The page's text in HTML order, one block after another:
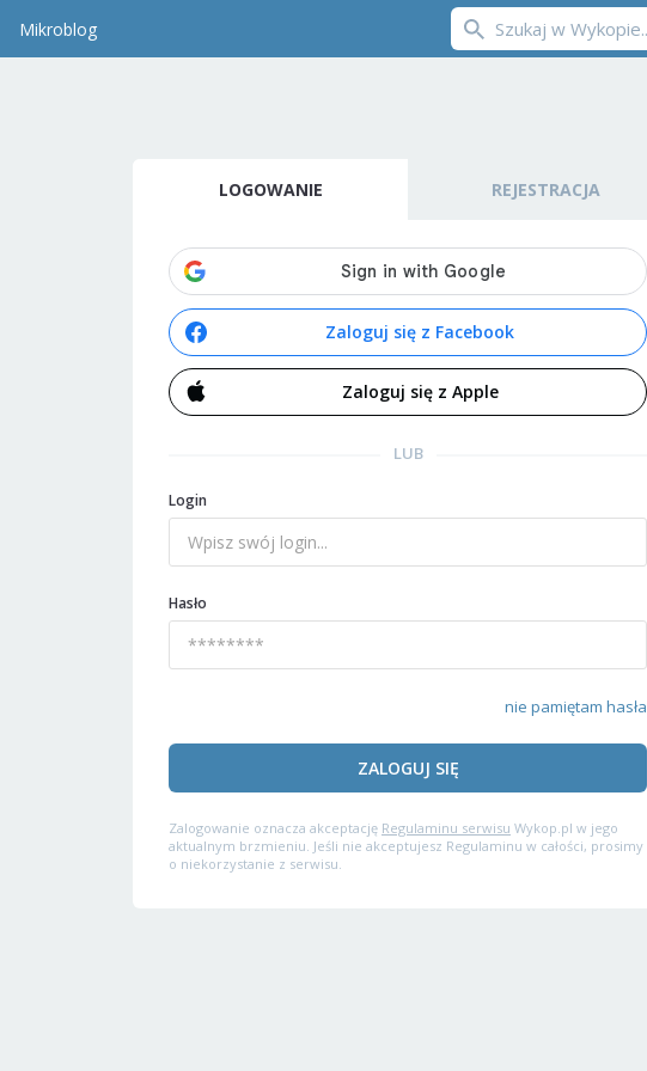
Mikroblog
LOGOWANIE REJESTRACJA
Zaloguj się z Facebook
Zaloguj się z Apple
LUB
Login
Hasło
nie pamiętam hasła
ZALOGUJ SIĘ
Zalogowanie oznacza akceptację Regulaminu serwisu Wykop.pl w jego
aktualnym brzmieniu. Jeśli nie akceptujesz Regulaminu w całości, prosimy
o niekorzystanie z serwisu.